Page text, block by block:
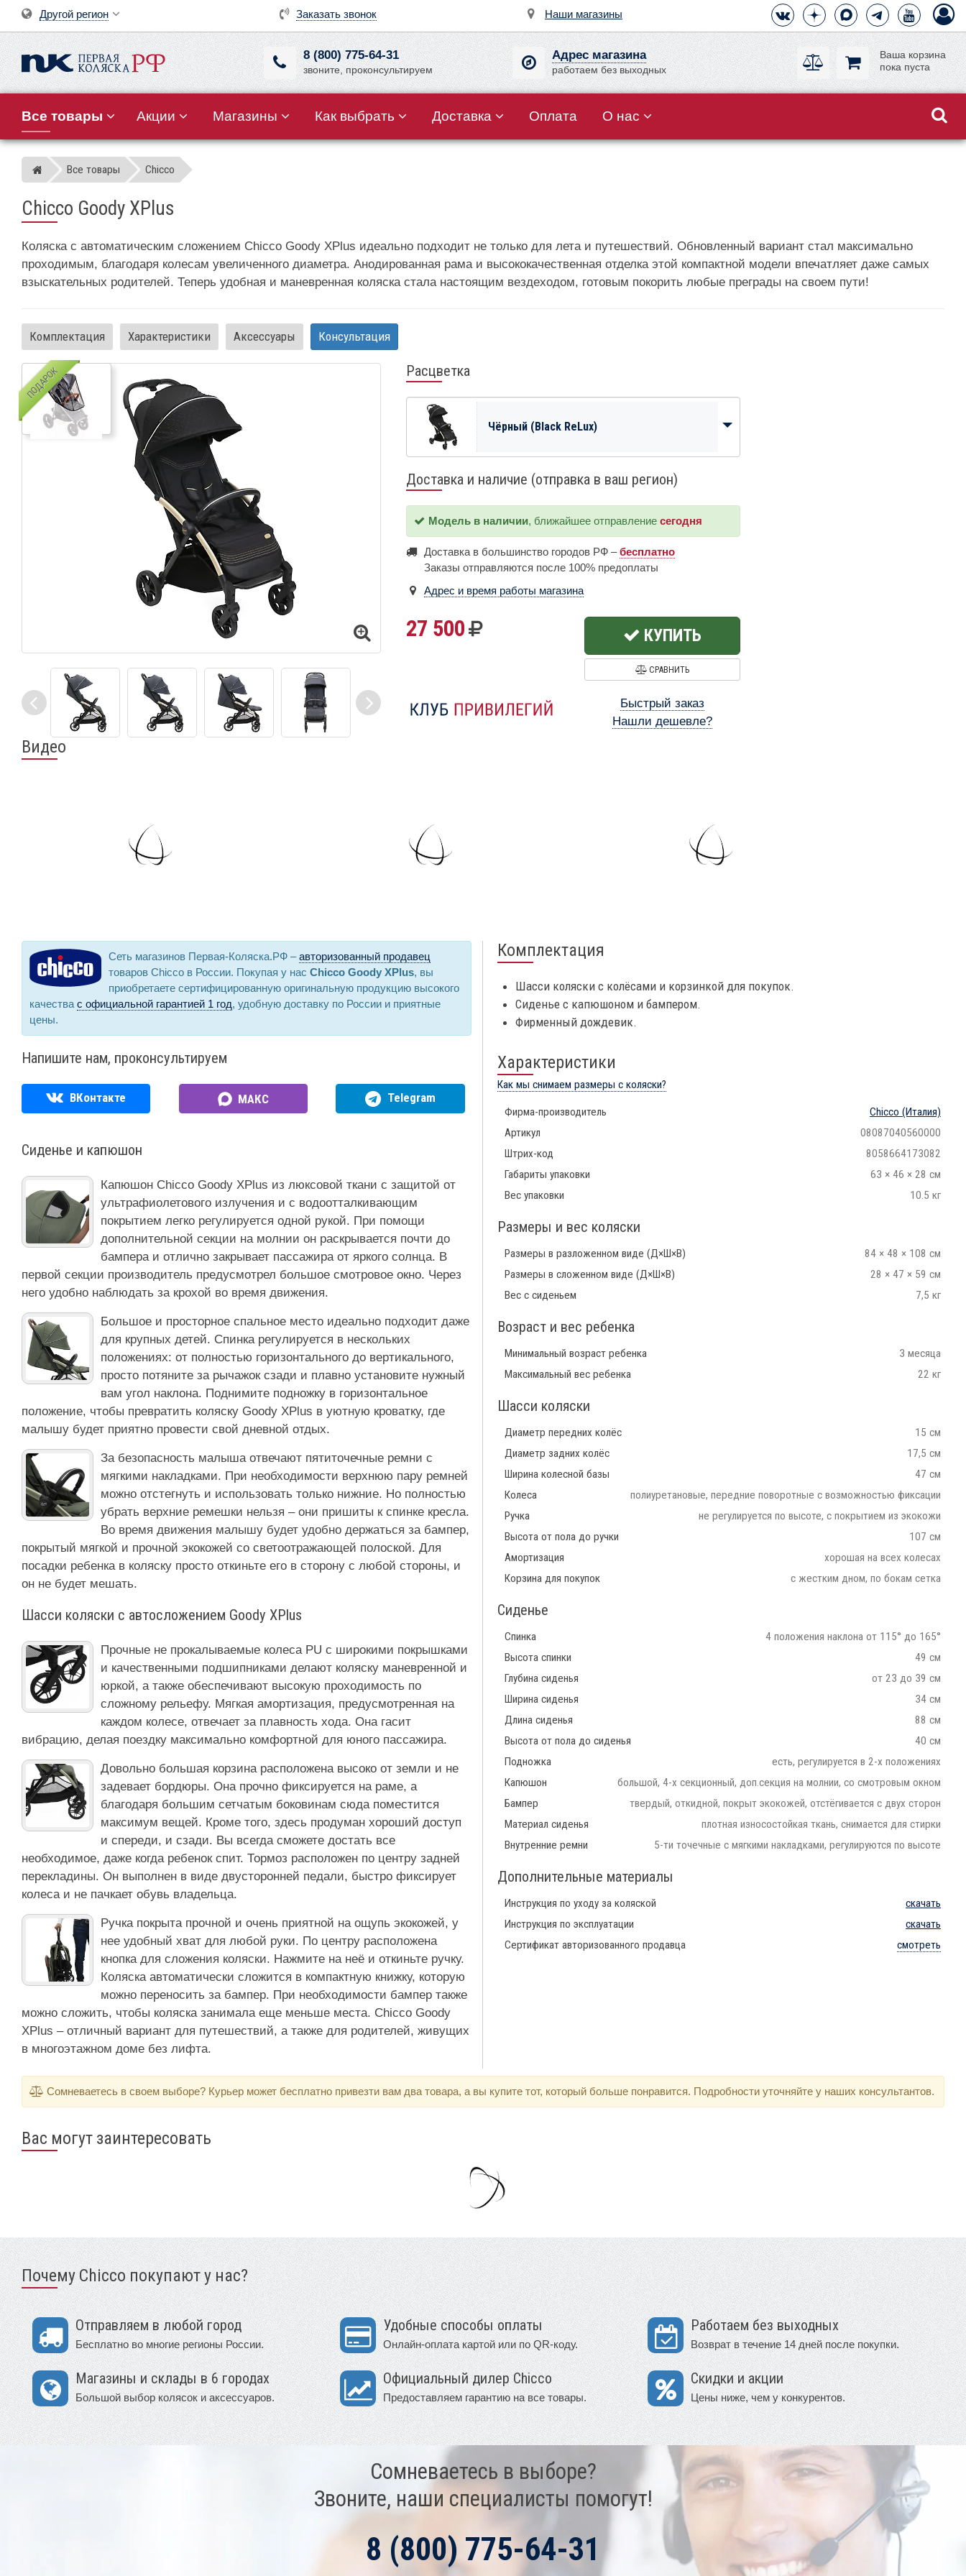
Заказать звонок Наши магазины
Другой регион
8 (800) 775-64-31
звоните, проконсультируем
Адрес магазина
работаем без выходных
Ваша корзина
пока пуста
Все товары Акции Магазины Как выбрать Доставка Оплата О нас
Магазин детских колясок
Все товары Chicco
Chicco Goody XPlus
Коляска с автоматическим сложением Chicco Goody XPlus идеально подходит не только для лета и путешествий. Обновленный вариант стал максимально
проходимым, благодаря колесам увеличенного диаметра. Анодированная рама и высококачественная отделка этой компактной модели впечатляет даже самых
взыскательных родителей. Теперь удобная и маневренная коляска стала настоящим вездеходом, готовым покорить любые преграды на своем пути!
Комплектация Характеристики Аксессуары Консультация
ПОДАРОК Расцветка
Чёрный (Black ReLux)
Доставка и наличие (отправка в ваш регион)
Модель в наличии, ближайшее отправление сегодня
Доставка в большинство городов РФ –бесплатно
Заказы отправляются после 100% предоплаты
Адрес и время работы магазина
27 500 КУПИТЬ
СРАВНИТЬ
Быстрый заказ
Нашли дешевле?
Видео
Сеть магазинов Первая-Коляска.РФ –авторизованный продавец
товаров Chicco в России. Покупая у нас Chicco Goody XPlus, вы
приобретаете сертифицированную оригинальную продукцию высокого
качества с официальной гарантией 1 год, удобную доставку по России и приятные
цены.
Напишите нам, проконсультируем
ВКонтакте МАКС Telegram
Сиденье и капюшон
Капюшон Chicco Goody XPlus из люксовой ткани с защитой от
ультрафиолетового излучения и с водоотталкивающим
покрытием легко регулируется одной рукой. При помощи
дополнительной секции на молнии он раскрывается почти до
бампера и отлично закрывает пассажира от яркого солнца. В
первой секции производитель предусмотрел большое смотровое окно. Через
него удобно наблюдать за крохой во время движения.
Большое и просторное спальное место идеально подходит даже
для крупных детей. Спинка регулируется в нескольких
положениях: от полностью горизонтального до вертикального,
просто потяните за рычажок сзади и плавно установите нужный
вам угол наклона. Поднимите подножку в горизонтальное
положение, чтобы превратить коляску Goody XPlus в уютную кроватку, где
малышу будет приятно провести свой дневной отдых.
За безопасность малыша отвечают пятиточечные ремни с
мягкими накладками. При необходимости верхнюю пару ремней
можно отстегнуть и использовать только нижние. Но полностью
убрать верхние ремешки нельзя – они пришиты к спинке кресла.
Во время движения малышу будет удобно держаться за бампер,
покрытый мягкой и прочной экокожей со светоотражающей полоской. Для
посадки ребенка в коляску просто откиньте его в сторону с любой стороны, и
он не будет мешать.
Шасси коляски с автосложением Goody XPlus
Прочные не прокалываемые колеса PU с широкими покрышками
и качественными подшипниками делают коляску маневренной и
юркой, а также обеспечивают высокую проходимость по
сложному рельефу. Мягкая амортизация, предусмотренная на
каждом колесе, отвечает за плавность хода. Она гасит
вибрацию, делая поездку максимально комфортной для юного пассажира.
Довольно большая корзина расположена высоко от земли и не
задевает бордюры. Она прочно фиксируется на раме, а
благодаря большим сетчатым боковинам сюда поместится
максимум вещей. Кроме того, здесь продуман хороший доступ
и спереди, и сзади. Вы всегда сможете достать все
необходимое, даже когда ребенок спит. Тормоз расположен по центру задней
перекладины. Он выполнен в виде двусторонней педали, быстро фиксирует
колеса и не пачкает обувь владельца.
Ручка покрыта прочной и очень приятной на ощупь экокожей, у
нее удобный хват для любой руки. По центру расположена
кнопка для сложения коляски. Нажмите на неё и откиньте ручку.
Коляска автоматически сложится в компактную книжку, которую
можно переносить за бампер. При необходимости бампер также
можно сложить, чтобы коляска занимала еще меньше места. Chicco Goody
XPlus – отличный вариант для путешествий, а также для родителей, живущих
в многоэтажном доме без лифта.
Комплектация
Шасси коляски с колёсами и корзинкой для покупок.
Сиденье с капюшоном и бампером.
Фирменный дождевик.
Характеристики
Как мы снимаем размеры с коляски?
Фирма-производитель Chicco (Италия)
Артикул
08087040560000
Штрих-код
8058664173082
Габариты упаковки
63 × 46 × 28 см
Вес упаковки
10.5 кг
Размеры и вес коляски
Размеры в разложенном виде (Д×Ш×В)
84 × 48 × 108 см
Размеры в сложенном виде (Д×Ш×В)
28 × 47 × 59 см
Вес с сиденьем
7,5 кг
Возраст и вес ребенка
Минимальный возраст ребенка
3 месяца
Максимальный вес ребенка
22 кг
Шасси коляски
Диаметр передних колёс
15 см
Диаметр задних колёс
17,5 см
Ширина колесной базы
47 см
Колеса
полиуретановые, передние поворотные с возможностью фиксации
Ручка
не регулируется по высоте, с покрытием из экокожи
Высота от пола до ручки
107 см
Амортизация
хорошая на всех колесах
Корзина для покупок
с жестким дном, по бокам сетка
Сиденье
Спинка
4 положения наклона от 115° до 165°
Высота спинки
49 см
Глубина сиденья
от 23 до 39 см
Ширина сиденья
34 см
Длина сиденья
88 см
Высота от пола до сиденья
40 см
Подножка
есть, регулируется в 2-х положениях
Капюшон
большой, 4-х секционный, доп.секция на молнии, со смотровым окном
Бампер
твердый, откидной, покрыт экокожей, отстёгивается с двух сторон
Материал сиденья
плотная износостойкая ткань, снимается для стирки
Внутренние ремни
5-ти точечные с мягкими накладками, регулируются по высоте
Дополнительные материалы
Инструкция по уходу за коляской
скачать
Инструкция по эксплуатации
скачать
Сертификат авторизованного продавца
смотреть
Сомневаетесь в своем выборе? Курьер может бесплатно привезти вам два товара, а вы купите тот, который больше понравится. Подробности уточняйте у наших консультантов.
Вас могут заинтересовать
Почему Chicco покупают у нас?
Отправляем в любой город
Бесплатно во многие регионы России.
Удобные способы оплаты
Онлайн-оплата картой или по QR-коду.
Работаем без выходных
Возврат в течение 14 дней после покупки.
Магазины и склады в 6 городах
Большой выбор колясок и аксессуаров.
Официальный дилер Chicco
Предоставляем гарантию на все товары.
Скидки и акции
Цены ниже, чем у конкурентов.
Сомневаетесь в выборе?
Звоните, наши специалисты помогут!
8 (800) 775-64-31